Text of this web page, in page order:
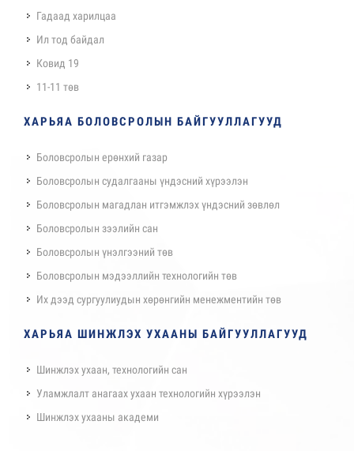
Гадаад харилцаа
Ил тод байдал
Ковид 19
11-11 төв
ХАРЬЯА БОЛОВСРОЛЫН БАЙГУУЛЛАГУУД
Боловсролын ерөнхий газар
Боловсролын судалгааны үндэсний хүрээлэн
Боловсролын магадлан итгэмжлэх үндэсний зөвлөл
Боловсролын зээлийн сан
Боловсролын үнэлгээний төв
Боловсролын мэдээллийн технологийн төв
Их дээд сургуулиудын хөрөнгийн менежментийн төв
ХАРЬЯА ШИНЖЛЭХ УХААНЫ БАЙГУУЛЛАГУУД
Шинжлэх ухаан, технологийн сан
Уламжлалт анагаах ухаан технологийн хүрээлэн
Шинжлэх ухааны академи